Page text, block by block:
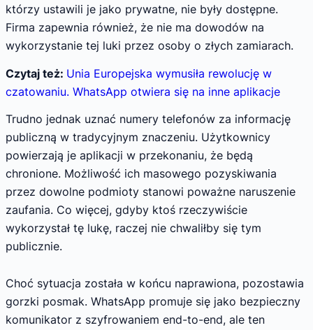
którzy ustawili je jako prywatne, nie były dostępne.
Firma zapewnia również, że nie ma dowodów na
wykorzystanie tej luki przez osoby o złych zamiarach.
Czytaj też: Unia Europejska wymusiła rewolucję w
czatowaniu. WhatsApp otwiera się na inne aplikacje
Trudno jednak uznać numery telefonów za informację
publiczną w tradycyjnym znaczeniu. Użytkownicy
powierzają je aplikacji w przekonaniu, że będą
chronione. Możliwość ich masowego pozyskiwania
przez dowolne podmioty stanowi poważne naruszenie
zaufania. Co więcej, gdyby ktoś rzeczywiście
wykorzystał tę lukę, raczej nie chwaliłby się tym
publicznie.
Choć sytuacja została w końcu naprawiona, pozostawia
gorzki posmak. WhatsApp promuje się jako bezpieczny
komunikator z szyfrowaniem end-to-end, ale ten